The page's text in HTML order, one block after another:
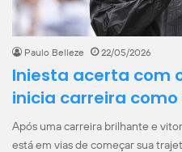
Paulo Belleze 22/05/2026
Iniesta acerta com
inicia carreira
Após uma carreira brilhante e
está em vias de começar sua